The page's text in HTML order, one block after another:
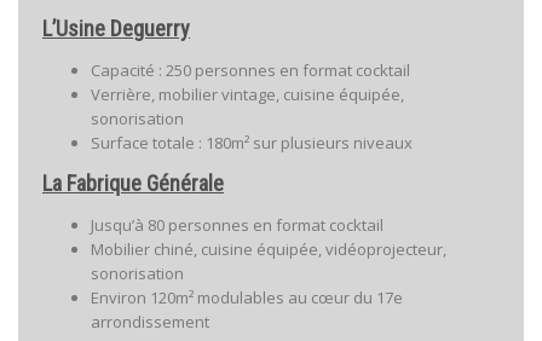
L’Usine Deguerry
Capacité : 250 personnes en format cocktail
Verrière, mobilier vintage, cuisine équipée,
sonorisation
Surface totale : 180m² sur plusieurs niveaux
La Fabrique Générale
Jusqu’à 80 personnes en format cocktail
Mobilier chiné, cuisine équipée, vidéoprojecteur,
sonorisation
Environ 120m² modulables au cœur du 17e
arrondissement